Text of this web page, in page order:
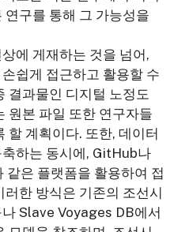
구를 통해 그 가능성을
에 게재하는 것을 넘어,
쉽게 접근하고 활용할 수
결과물인 디지털 노정도
원본 파일 또한 연구자들
할 계획이다. 또한, 데이터
하는 동시에, GitHub나
은 플랫폼을 활용하여 접
한 방식은 기존의 조선시
Slave Voyages DB에서